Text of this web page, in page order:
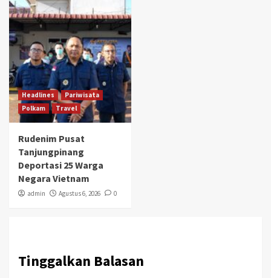
Headlines
Pariwisata
Polkam
Travel
Rudenim Pusat
Tanjungpinang
Deportasi 25 Warga
Negara Vietnam
admin Agustus 6, 2026 0
Tinggalkan Balasan